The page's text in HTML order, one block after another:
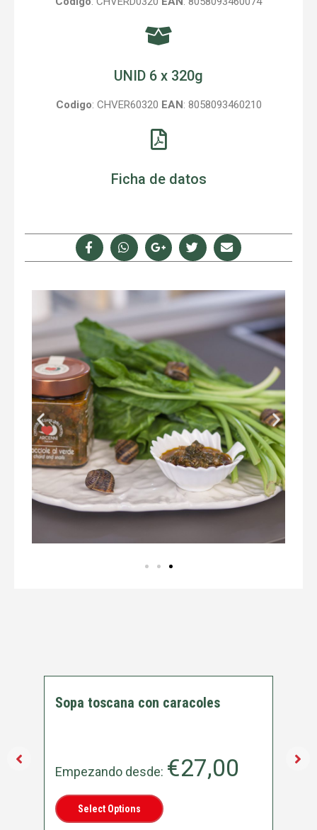
UNID 6 x 320g
Codigo: CHVER60320 EAN: 8058093460210
Ficha de datos
Sopa toscana con caracoles
Empezando desde: €27,00
Select Options